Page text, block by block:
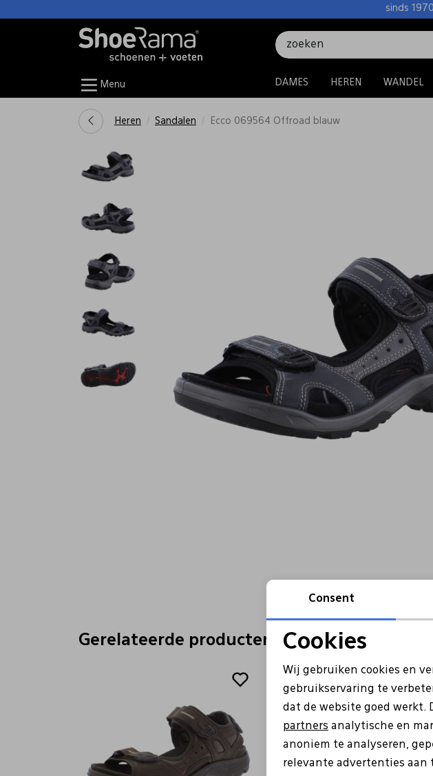
sinds
Menu DAMES HEREN WANDEL
Heren Sandalen Ecco 069564 Offroad blauw
Gerelateerde producten
Analytische cookies
Consent
Cookies
Wij gebruiken cookies en
gebruikservaring te
dat de website goed werkt.
partners analytische en
anoniem te analyseren,
relevante advertenties aan